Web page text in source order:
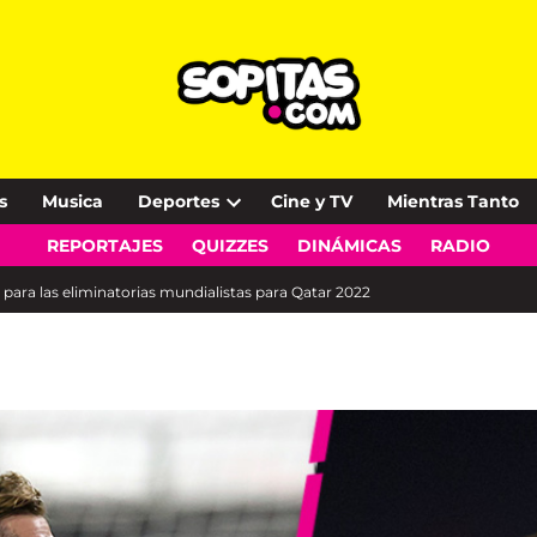
Musica Deportes
Open
dropdown
Cine y TV Mientras Tanto
REPORTAJES QUIZZES DINÁMICAS RADIO
las eliminatorias mundialistas para Qatar 2022